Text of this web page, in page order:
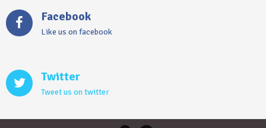
Facebook
Like us on facebook
Twitter
Tweet us on twitter